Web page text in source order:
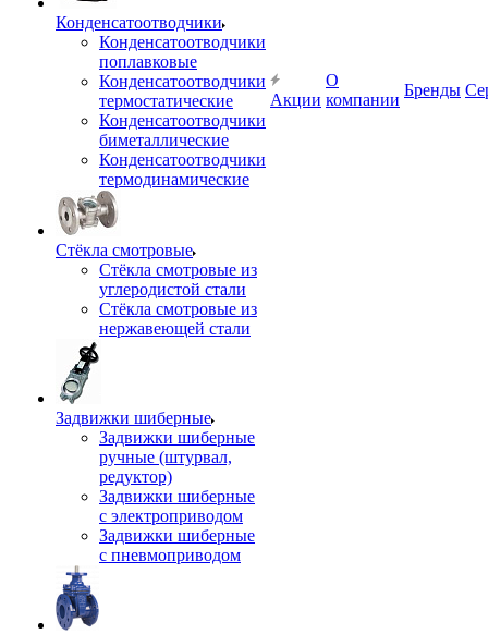
Конденсатоотводчики
Конденсатоотводчики
поплавковые
Конденсатоотводчики
термостатические
Конденсатоотводчики
биметаллические
Конденсатоотводчики
термодинамические
Стёкла смотровые
Стёкла смотровые из
углеродистой стали
Стёкла смотровые из
нержавеющей стали
Задвижки шиберные
Задвижки шиберные
ручные (штурвал,
редуктор)
Задвижки шиберные
с электроприводом
Задвижки шиберные
с пневмоприводом
Акции
О
компании
Бренды